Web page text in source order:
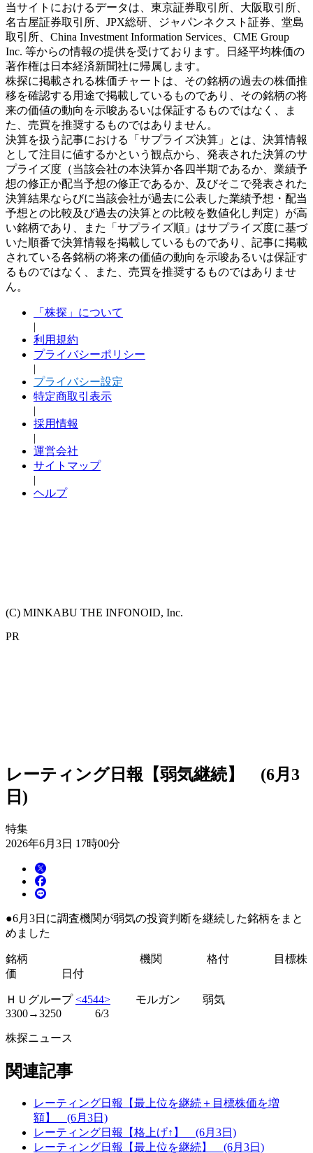
当サイトにおけるデータは、東京証券取引所、大阪取引所、
名古屋証券取引所、JPX総研、ジャパンネクスト証券、堂島
取引所、China Investment Information Services、CME Group
Inc. 等からの情報の提供を受けております。日経平均株価の
著作権は日本経済新聞社に帰属します。
株探に掲載される株価チャートは、その銘柄の過去の株価推
移を確認する用途で掲載しているものであり、その銘柄の将
来の価値の動向を示唆あるいは保証するものではなく、ま
た、売買を推奨するものではありません。
決算を扱う記事における「サプライズ決算」とは、決算情報
として注目に値するかという観点から、発表された決算のサ
プライズ度（当該会社の本決算か各四半期であるか、業績予
想の修正か配当予想の修正であるか、及びそこで発表された
決算結果ならびに当該会社が過去に公表した業績予想・配当
予想との比較及び過去の決算との比較を数値化し判定）が高
い銘柄であり、また「サプライズ順」はサプライズ度に基づ
いた順番で決算情報を掲載しているものであり、記事に掲載
されている各銘柄の将来の価値の動向を示唆あるいは保証す
るものではなく、また、売買を推奨するものではありませ
ん。
「株探」について
|
利用規約
プライバシーポリシー
|
プライバシー設定
特定商取引表示
|
採用情報
|
運営会社
サイトマップ
|
ヘルプ
(C) MINKABU THE INFONOID, Inc.
PR
レーティング日報【弱気継続】 (6月3
日)
特集
2026年6月3日 17時00分
●6月3日に調査機関が弱気の投資判断を継続した銘柄をまと
めました
銘柄 機関 格付 目標株
価 日付
ＨＵグループ<4544> モルガン 弱気
3300→3250 6/3
株探ニュース
関連記事
レーティング日報【最上位を継続＋目標株価を増
額】 (6月3日)
レーティング日報【格上げ↑】 (6月3日)
レーティング日報【最上位を継続】 (6月3日)